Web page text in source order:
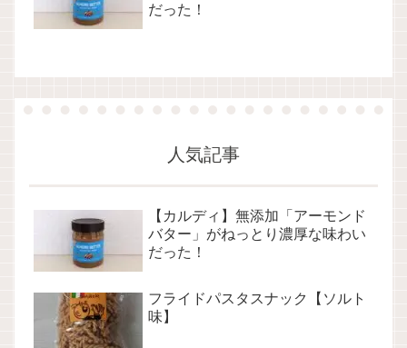
だった！
人気記事
【カルディ】無添加「アーモンド
バター」がねっとり濃厚な味わい
だった！
フライドパスタスナック【ソルト
味】